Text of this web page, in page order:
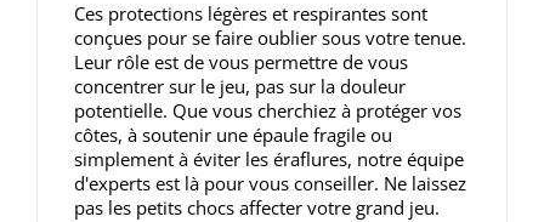
Ces protections légères et respirantes sont
conçues pour se faire oublier sous votre tenue.
Leur rôle est de vous permettre de vous
concentrer sur le jeu, pas sur la douleur
potentielle. Que vous cherchiez à protéger vos
côtes, à soutenir une épaule fragile ou
simplement à éviter les éraflures, notre équipe
d'experts est là pour vous conseiller. Ne laissez
pas les petits chocs affecter votre grand jeu.